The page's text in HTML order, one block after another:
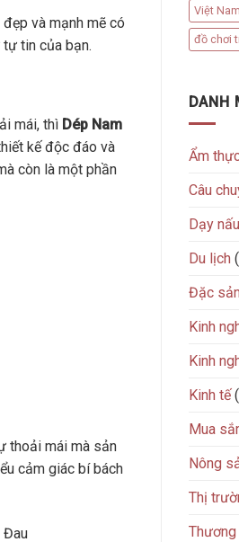
và mạnh mẽ có
tin của bạn.
mái, thì Dép Nam
kế độc đáo và
còn là một phần
thoải mái mà sản
cảm giác bí bách
Việt Nam
đồ chơi
DANH
Ẩm
Câu
Dạy
Du lịch
Đặc sản
Kinh
Kinh
Kinh tế
Mua
Nông
Thị